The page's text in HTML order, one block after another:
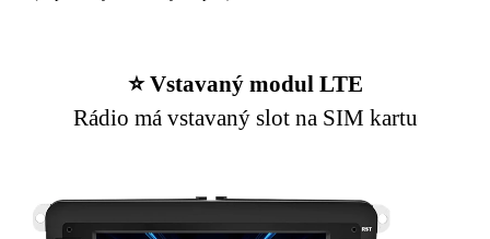
⭐️ Vstavaný modul LTE
Rádio má vstavaný slot na SIM kartu